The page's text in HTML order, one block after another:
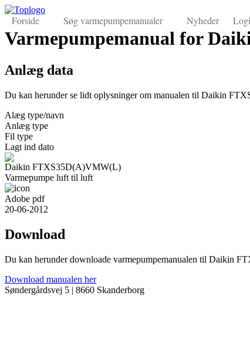
Forside Søg varmepumpemanualer Nyheder
Varmepumpemanual for
Anlæg data
Du kan herunder se lidt oplysninger om manualen til Daikin
Alæg type/navn
Anlæg type
Fil type
Lagt ind dato
Daikin FTXS35D(A)VMW(L)
Varmepumpe luft til luft
Adobe pdf
20-06-2012
Download
Du kan herunder downloade varmepumpemanualen til Daikin
Download manualen her
Søndergårdsvej 5 | 8660 Skanderborg